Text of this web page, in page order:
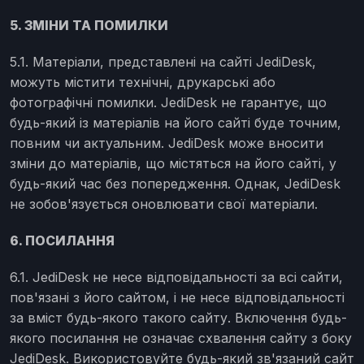
5. ЗМІНИ ТА ПОМИЛКИ
5.1. Матеріали, представлені на сайті JediDesk,
можуть містити технічні, друкарські або
фотографічні помилки. JediDesk не гарантує, що
будь-який із матеріалів на його сайті буде точним,
повним чи актуальним. JediDesk може вносити
зміни до матеріалів, що містяться на його сайті, у
будь-який час без попередження. Однак, JediDesk
не зобов'язується оновлювати свої матеріали.
6. ПОСИЛАННЯ
6.1. JediDesk не несе відповідальності за всі сайти,
пов'язані з його сайтом, і не несе відповідальності
за вміст будь-якого такого сайту. Включення будь-
якого посилання не означає схвалення сайту з боку
JediDesk. Використовуйте будь-який зв'язаний сайт